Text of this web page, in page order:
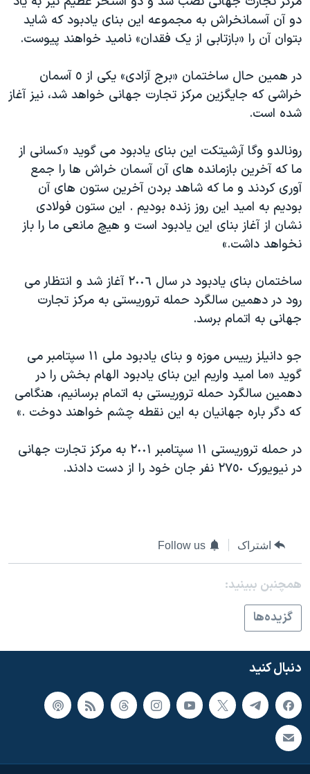
آرشیو پخش زنده
مجموعه مستندهای دادخواهی
تریبونال مردمی آبان ۹۸
چهل سال گروگان‌گیری
قانون شفافیت دارائی کادر رهبری ایران
اسرائیل در جنگ
نرگس محمدی برنده جایزه نوبل صلح
همایش محافظه‌کاران آمریکا «سی‌پک»
صفحه‌های ویژه
دو آن آسمانخراش به مجموعه این بنای یادبود که شاید
بتوان آن را «بازتابی از یک فقدان» نامید خواهند پیوست.
در همین حال ساختمان «برج آزادی» یکی از ٥ آسمان
خراشی که جایگزین مرکز تجارت جهانی خواهد شد، نیز آغاز
شده است.
رونالدو وگا آرشیتکت این بنای یادبود می گوید «کسانی از
ما که آخرین بازمانده های آن آسمان خراش ها را جمع
آوری کردند و ما که شاهد بردن آخرین ستون های آن
بودیم به امید این روز زنده بودیم . این ستون فولادی
نشان از آغاز بنای این یادبود است و هیچ مانعی ما را باز
نخواهد داشت.»
ساختمان بنای یادبود در سال ٢٠٠٦ آغاز شد و انتظار می
رود در دهمین سالگرد حمله تروریستی به مرکز تجارت
جهانی به اتمام برسد.
جو دانیلز رییس موزه و بنای یادبود ملی ١١ سپتامبر می
گوید «ما امید واریم این بنای یادبود الهام بخش را در
دهمین سالگرد حمله تروریستی به اتمام برسانیم، هنگامی
که دگر باره جهانیان به این نقطه چشم خواهند دوخت .»
در حمله تروریستی ١١ سپتامبر ٢٠٠١ به مرکز تجارت جهانی
در نیویورک ٢٧٥٠ نفر جان خود را از دست دادند.
اشتراک Follow us
همچنبن ببینید:
گزيده‌ها
دنبال کنید